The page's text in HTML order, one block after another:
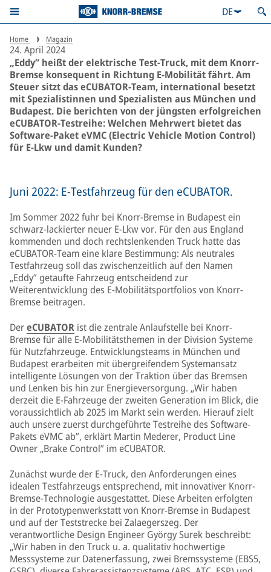
DE
auf sechs Rädern.
Home Magazin
24. April 2024
„Eddy” heißt der elektrische Test-Truck, mit dem Knorr-
Bremse konsequent in Richtung E-Mobilität fährt. Am
Steuer sitzt das eCUBATOR-Team, international besetzt
mit Spezialistinnen und Spezialisten aus München und
Budapest. Die berichten von der jüngsten erfolgreichen
eCUBATOR-Testreihe: Welchen Mehrwert bietet das
Software-Paket eVMC (Electric Vehicle Motion Control)
für E-Lkw und damit Kunden?
Juni 2022: E-Testfahrzeug für den eCUBATOR.
Im Sommer 2022 fuhr bei Knorr-Bremse in Budapest ein
schwarz-lackierter neuer E-Lkw vor. Für den aus England
kommenden und doch rechtslenkenden Truck hatte das
eCUBATOR-Team eine klare Bestimmung: Als neutrales
Testfahrzeug soll das zwischenzeitlich auf den Namen
„Eddy” getaufte Fahrzeug entscheidend zur
Weiterentwicklung des E-Mobilitätsportfolios von Knorr-
Bremse beitragen.
DereCUBATOR ist die zentrale Anlaufstelle bei Knorr-
Bremse für alle E-Mobilitätsthemen in der Division Systeme
für Nutzfahrzeuge. Entwicklungsteams in München und
Budapest erarbeiten mit übergreifendem Systemansatz
intelligente Lösungen von der Traktion über das Bremsen
und Lenken bis hin zur Energieversorgung. „Wir haben
derzeit die E-Fahrzeuge der zweiten Generation im Blick, die
voraussichtlich ab 2025 im Markt sein werden. Hierauf zielt
auch unsere zuerst durchgeführte Testreihe des Software-
Pakets eVMC ab”, erklärt Martin Mederer, Product Line
Owner „Brake Control” im eCUBATOR.
Zunächst wurde der E-Truck, den Anforderungen eines
idealen Testfahrzeugs entsprechend, mit innovativer Knorr-
Bremse-Technologie ausgestattet. Diese Arbeiten erfolgten
in der Prototypenwerkstatt von Knorr-Bremse in Budapest
und auf der Teststrecke bei Zalaegerszeg. Der
verantwortliche Design Engineer György Surek beschreibt:
„Wir haben in den Truck u. a. qualitativ hochwertige
Messsysteme zur Datenerfassung, zwei Bremssysteme (EBS5,